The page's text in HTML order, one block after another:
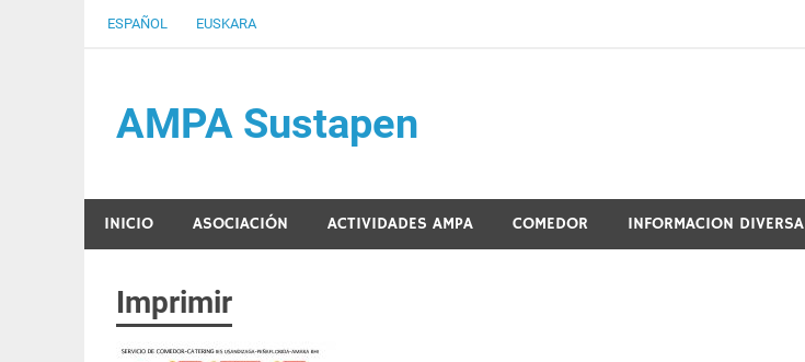
ESPAÑOL EUSKARA
AMPA Sustapen
INICIO ASOCIACIÓN ACTIVIDADES AMPA COMEDOR INFORMACION DIVERSA
Imprimir